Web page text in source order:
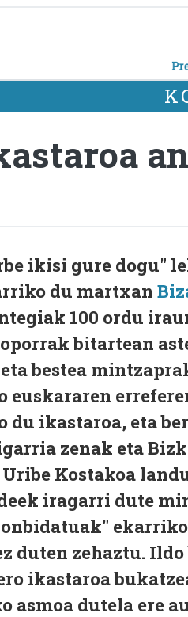
ikisi gure dogu"
du martxan
100 ordu
bitartean
bestea
euskararen
du ikastaroa, eta
zenak eta
Kostakoa
iragarri dute
duten zehaztu.
ikastaroa
asmoa dutela ere